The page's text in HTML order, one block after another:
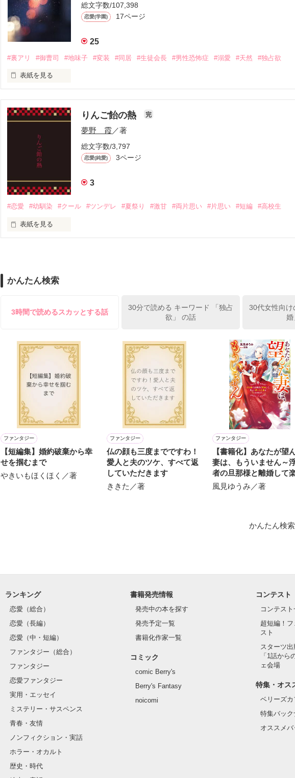
総文字数/107,398
恋愛(学園) 17ページ
25
#裏アリ #御曹司 #地味子 #変装 #同居 #生徒会長 #男性恐怖症 #溺愛 #天然 #独占欲
表紙を見る
❥❥┈┈┈┈┈┈┈┈┈┈┈┈❥❥
男性恐怖症で天然
訳あって地味子の変装をしている
小戸森優羽（こともりゆう）
×
完璧生徒会長で財閥の御曹司
❥❥┈┈┈┈┈┈┈┈┈┈┈┈❥❥
かの有名な蒼穹学園に合格できた私。
でも、入学式初日から迷ってしまって……!?
｢君、大丈夫？｣
そんな時、私を助けてくれた
｢“この”俺を見ても、そう思える？｣
｢男の家にのこのこ入ったらダメだろ？
オオカミは、獲物を前にして我慢したり
しない………｣
｢すぐ、食べられるぞ？｣
そして遂には……
りんご飴の熱 完
夢野 霞／著
総文字数/3,797
恋愛(純愛) 3ページ
3
#恋愛 #幼馴染 #クール #ツンデレ #夏祭り #激甘 #両片思い #片思い #短編 #高校生
表紙を見る
かんたん検索
3時間で読めるスカッとする話
30分で読める キーワード 「独占
欲」 の話
30代女性向け
婚
ファンタジー
【短編集】婚約破棄から幸
せを掴むまで
やきいもほくほく／著
ファンタジー
仏の顔も三度までですわ！
愛人と夫のツケ、すべて返
していただきます
ききた／著
ファンタジー
【書籍化】あなたが望
妻は、もういません～
者の旦那様と離婚して
い第二の人生を始めます
風見ゆうみ／著
かんたん検
ランキング
恋愛（総合）
恋愛（長編）
恋愛（中・短編）
ファンタジー（総合）
ファンタジー
恋愛ファンタジー
実用・エッセイ
ミステリー・サスペンス
青春・友情
ノンフィクション・実話
ホラー・オカルト
歴史・時代
書籍発売情報
発売中の本を探す
発売予定一覧
書籍化作家一覧
コミック
comic Berry's
Berry's Fantasy
noicomi
コンテスト
コンテスト
超短編！
スト
スターツ
「1話から
ェ会場
特集・オス
ベリーズ
特集バック
オススメ